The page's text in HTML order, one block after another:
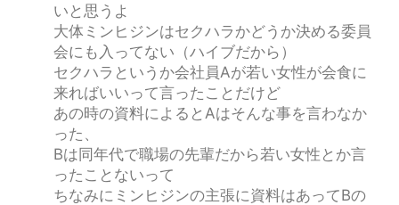
いと思うよ
大体ミンヒジンはセクハラかどうか決める委員
会にも入ってない（ハイブだから）
セクハラというか会社員Aが若い女性が会食に
来ればいいって言ったことだけど
あの時の資料によるとAはそんな事を言わなか
った、
Bは同年代で職場の先輩だから若い女性とか言
ったことないって
ちなみにミンヒジンの主張に資料はあってBの